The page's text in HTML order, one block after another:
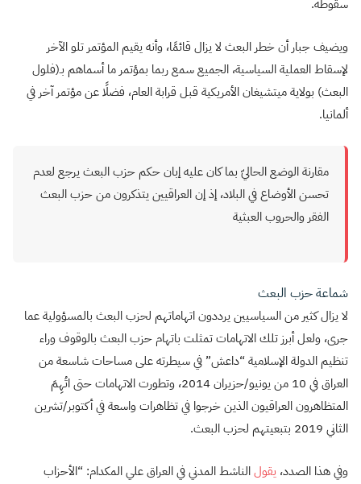
سقوطه.
ويضيف جبار أن خطر البعث لا يزال قائمًا، وأنه يقيم المؤتمر تلو الآخر
لإسقاط العملية السياسية، الجميع سمع ربما بمؤتمر ما أسماهم بـ(فلول
البعث) بولاية ميتشيغان الأمريكية قبل قرابة العام، فضلًا عن مؤتمر آخر في
ألمانيا.
مقارنة الوضع الحاليّ بما كان عليه إبان حكم حزب البعث يرجع لعدم
تحسن الأوضاع في البلاد، إذ إن العراقيين يتذكرون من حزب البعث
الفقر والحروب العبثية
شماعة حزب البعث
لا يزال كثير من السياسيين يرددون اتهاماتهم لحزب البعث بالمسؤولية عما
جرى، ولعل أبرز تلك الاتهامات تمثلت باتهام حزب البعث بالوقوف وراء
تنظيم الدولة الإسلامية “داعش” في سيطرته على مساحات شاسعة من
العراق في 10 من يونيو/حزيران 2014، وتطورت الاتهامات حتى اتُهِمَ
المتظاهرون العراقيون الذين خرجوا في تظاهرات واسعة في أكتوبر/تشرين
الثاني 2019 بتبعيتهم لحزب البعث.
وفي هذا الصدد، يقولالناشط المدني في العراق علي المكدام: “الأحزاب